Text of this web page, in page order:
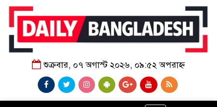
শুক্রবার, ০৭ অগাস্ট ২০২৬, ০৯:৫২ অপরাহ্ন